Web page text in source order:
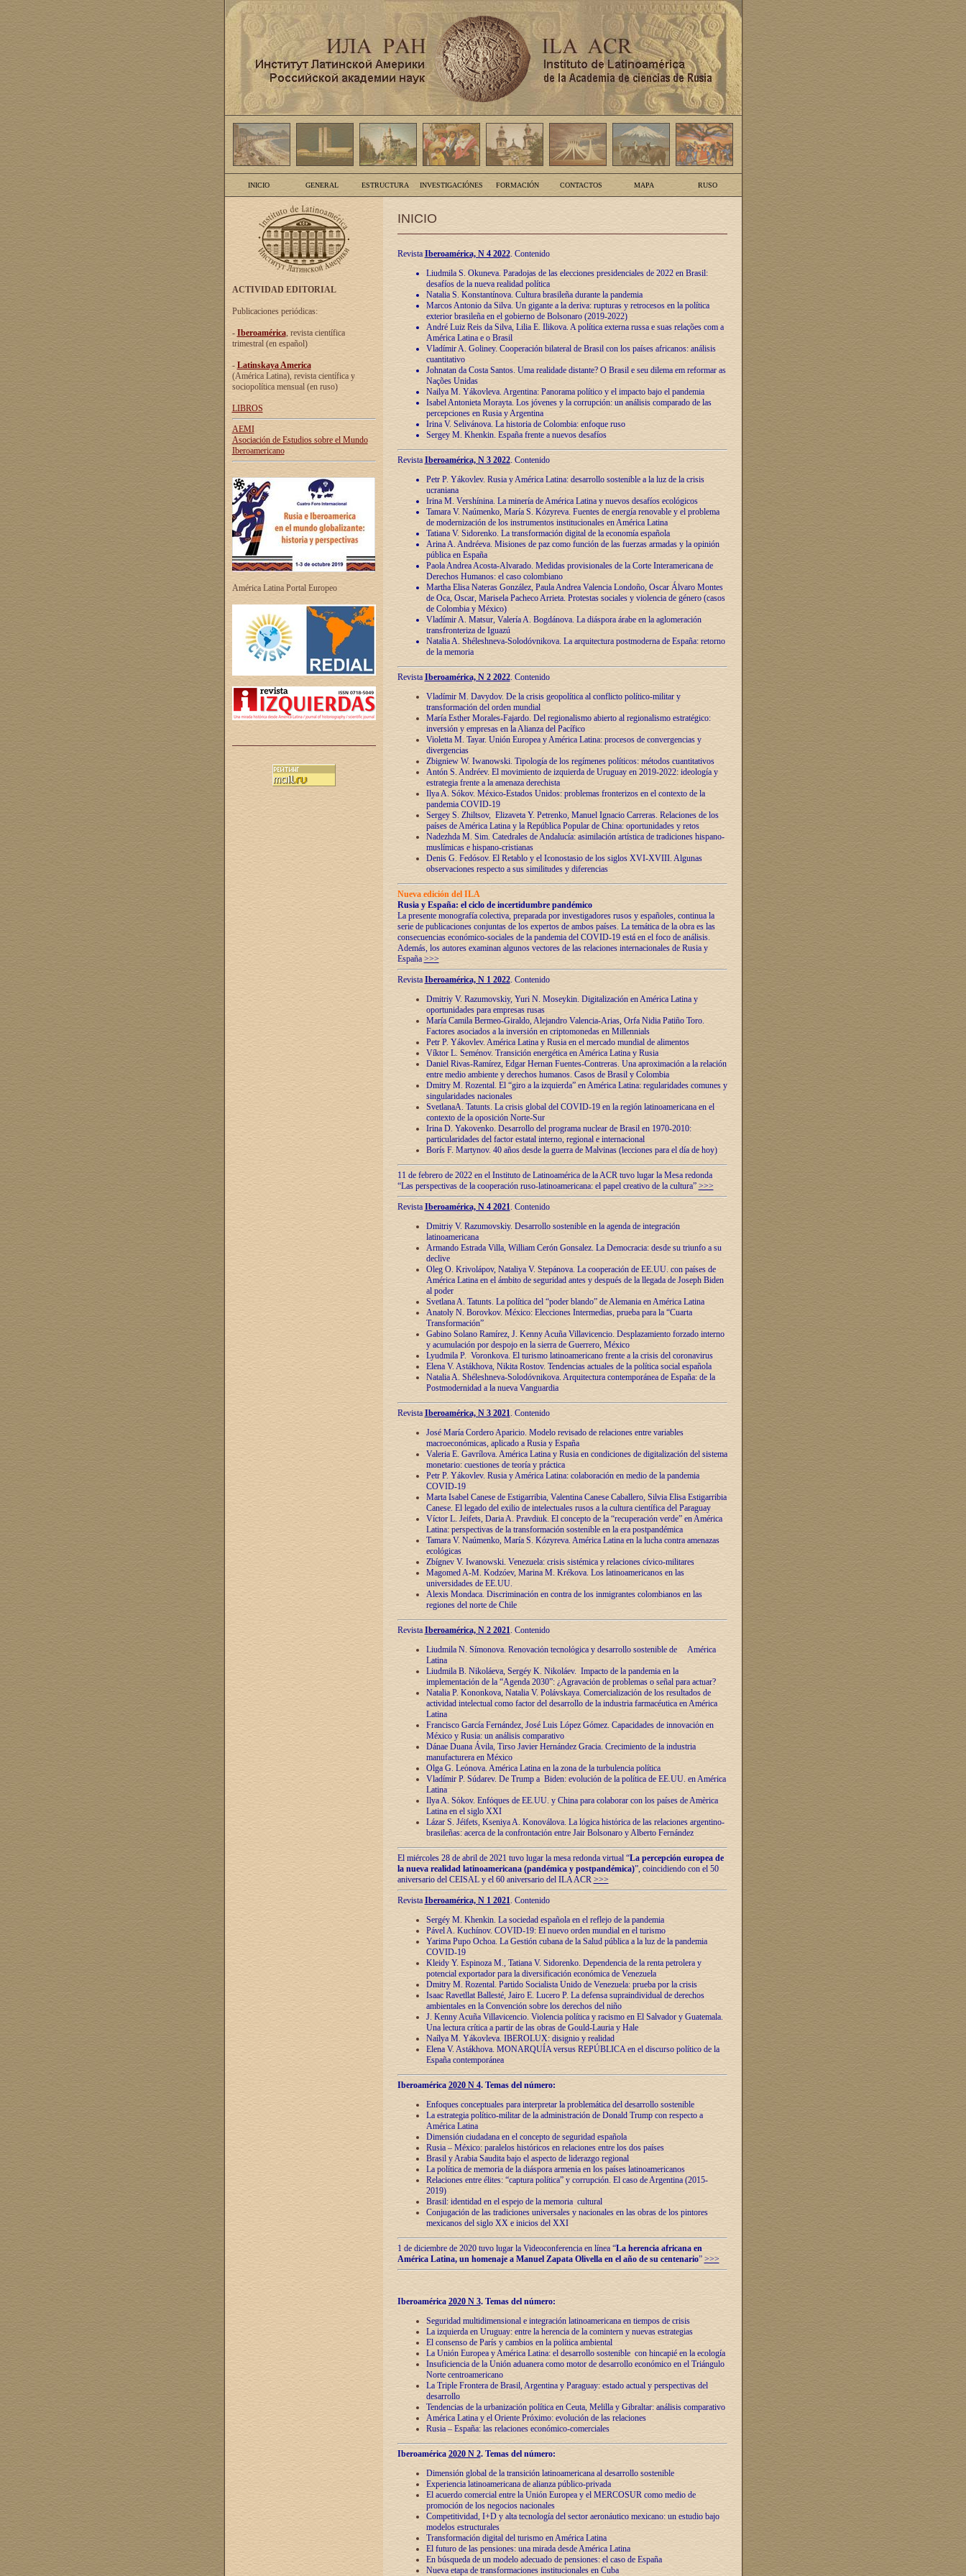
INICIO GENERAL ESTRUCTURA INVESTIGACIÓNES FORMACIÓN CONTACTOS MAPA RUSO
ACTIVIDAD EDITORIAL
Publicaciones periódicas:
- Iberoamérica, revista científica
trimestral (en español)
- Latinskaya America
(América Latina), revista científica y
sociopolítica mensual (en ruso)
LIBROS
AEMI
Asociación de Estudios sobre el Mundo
Iberoamericano
América Latina Portal Europeo
INICIO
Revista Iberoamérica, N 4 2022. Contenido
Liudmila S. Okuneva. Paradojas de las elecciones presidenciales de 2022 en Brasil:
desafíos de la nueva realidad política
Natalia S. Konstantínova. Cultura brasileña durante la pandemia
Marcos Antonio da Silva. Un gigante a la deriva: rupturas y retrocesos en la política
exterior brasileña en el gobierno de Bolsonaro (2019-2022)
André Luiz Reis da Silva, Lilia E. Ilikova. A política externa russa e suas relações com a
América Latina e o Brasil
Vladímir A. Goliney. Cooperación bilateral de Brasil con los países africanos: análisis
cuantitativo
Johnatan da Costa Santos. Uma realidade distante? O Brasil e seu dilema em reformar as
Nações Unidas
Nailya M. Yákovleva. Argentina: Panorama político y el impacto bajo el pandemia
Isabel Antonieta Morayta. Los jóvenes y la corrupción: un análisis comparado de las
percepciones en Rusia y Argentina
Irina V. Selivánova. La historia de Colombia: enfoque ruso
Sergey M. Khenkin. España frente a nuevos desafíos
Revista Iberoamérica, N 3 2022. Contenido
Petr P. Yákovlev. Rusia y América Latina: desarrollo sostenible a la luz de la crisis
ucraniana
Irina M. Vershínina. La minería de América Latina y nuevos desafíos ecológicos
Tamara V. Naúmenko, María S. Kózyreva. Fuentes de energía renovable y el problema
de modernización de los instrumentos institucionales en América Latina
Tatiana V. Sidorenko. La transformación digital de la economía española
Arina A. Andréeva. Misiones de paz como función de las fuerzas armadas y la opinión
pública en España
Paola Andrea Acosta-Alvarado. Medidas provisionales de la Corte Interamericana de
Derechos Humanos: el caso colombiano
Martha Elisa Nateras González, Paula Andrea Valencia Londoño, Oscar Álvaro Montes
de Oca, Oscar, Marisela Pacheco Arrieta. Protestas sociales y violencia de género (casos
de Colombia y México)
Vladímir A. Matsur, Valería A. Bogdánova. La diáspora árabe en la aglomeración
transfronteriza de Iguazú
Natalia A. Shéleshneva-Solodóvnikova. La arquitectura postmoderna de España: retorno
de la memoria
Revista Iberoamérica, N 2 2022. Contenido
Vladímir M. Davydov. De la crisis geopolítica al conflicto político-militar y
transformación del orden mundial
María Esther Morales-Fajardo. Del regionalismo abierto al regionalismo estratégico:
inversión y empresas en la Alianza del Pacífico
Violetta M. Tayar. Unión Europea y América Latina: procesos de convergencias y
divergencias
Zbigniew W. Iwanowski. Tipología de los regímenes políticos: métodos cuantitativos
Antón S. Andréev. El movimiento de izquierda de Uruguay en 2019-2022: ideología y
estrategia frente a la amenaza derechista
Ilya A. Sókov. México-Estados Unidos: problemas fronterizos en el contexto de la
pandemia COVID-19
Sergey S. Zhiltsov, Elizaveta Y. Petrenko, Manuel Ignacio Carreras. Relaciones de los
países de América Latina y la República Popular de China: oportunidades y retos
Nadezhda M. Sim. Catedrales de Andalucía: asimilación artística de tradiciones hispano-
muslímicas e hispano-cristianas
Denis G. Fedósov. El Retablo y el Iconostasio de los siglos XVI-XVIII. Algunas
observaciones respecto a sus similitudes y diferencias
Nueva edición del ILA
Rusia y España: el ciclo de incertidumbre pandémico
La presente monografía colectiva, preparada por investigadores rusos y españoles, continua la
serie de publicaciones conjuntas de los expertos de ambos países. La temática de la obra es las
consecuencias económico-sociales de la pandemia del COVID-19 está en el foco de análisis.
Además, los autores examinan algunos vectores de las relaciones internacionales de Rusia y
España >>>
Revista Iberoamérica, N 1 2022. Contenido
Dmitriy V. Razumovskiy, Yuri N. Moseykin. Digitalización en América Latina y
oportunidades para empresas rusas
María Camila Bermeo-Giraldo, Alejandro Valencia-Arias, Orfa Nidia Patiño Toro.
Factores asociados a la inversión en criptomonedas en Millennials
Petr P. Yákovlev. América Latina y Rusia en el mercado mundial de alimentos
Víktor L. Seménov. Transición energética en América Latina y Rusia
Daniel Rivas-Ramírez, Edgar Hernan Fuentes-Contreras. Una aproximación a la relación
entre medio ambiente y derechos humanos. Casos de Brasil y Colombia
Dmitry M. Rozental. El “giro a la izquierda” en América Latina: regularidades comunes y
singularidades nacionales
SvetlanaA. Tatunts. La crisis global del COVID-19 en la región latinoamericana en el
contexto de la oposición Norte-Sur
Irina D. Yakovenko. Desarrollo del programa nuclear de Brasil en 1970-2010:
particularidades del factor estatal interno, regional e internacional
Borís F. Martynov. 40 años desde la guerra de Malvinas (lecciones para el día de hoy)
11 de febrero de 2022 en el Instituto de Latinoamérica de la ACR tuvo lugar la Mesa redonda
“Las perspectivas de la cooperación ruso-latinoamericana: el papel creativo de la cultura” >>>
Revista Iberoamérica, N 4 2021. Contenido
Dmitriy V. Razumovskiy. Desarrollo sostenible en la agenda de integración
latinoamericana
Armando Estrada Villa, William Cerón Gonsalez. La Democracia: desde su triunfo a su
declive
Oleg O. Krivolápov, Nataliya V. Stepánova. La cooperación de EE.UU. con países de
América Latina en el ámbito de seguridad antes y después de la llegada de Joseph Biden
al poder
Svetlana A. Tatunts. La política del “poder blando” de Alemania en América Latina
Anatoly N. Borovkov. México: Elecciones Intermedias, prueba para la “Cuarta
Transformación”
Gabino Solano Ramírez, J. Kenny Acuña Villavicencio. Desplazamiento forzado interno
y acumulación por despojo en la sierra de Guerrero, México
Lyudmila P. Voronkova. El turismo latinoamericano frente a la crisis del coronavirus
Elena V. Astákhova, Nikita Rostov. Tendencias actuales de la política social española
Natalia A. Shéleshneva-Solodóvnikova. Arquitectura contemporánea de España: de la
Postmodernidad a la nueva Vanguardia
Revista Iberoamérica, N 3 2021. Contenido
José María Cordero Aparicio. Modelo revisado de relaciones entre variables
macroeconómicas, aplicado a Rusia y España
Valeria E. Gavrílova. América Latina y Rusia en condiciones de digitalización del sistema
monetario: cuestiones de teoría y práctica
Petr P. Yákovlev. Rusia y América Latina: colaboración en medio de la pandemia
COVID-19
Marta Isabel Canese de Estigarribia, Valentina Canese Caballero, Silvia Elisa Estigarribia
Canese. El legado del exilio de intelectuales rusos a la cultura científica del Paraguay
Víctor L. Jeifets, Daria A. Pravdiuk. El concepto de la “recuperación verde” en América
Latina: perspectivas de la transformación sostenible en la era postpandémica
Tamara V. Naúmenko, María S. Kózyreva. América Latina en la lucha contra amenazas
ecológicas
Zbígnev V. Iwanowski. Venezuela: crisis sistémica y relaciones cívico-militares
Magomed A-M. Kodzóev, Marina M. Krékova. Los latinoamericanos en las
universidades de EE.UU.
Alexis Mondaca. Discriminación en contra de los inmigrantes colombianos en las
regiones del norte de Chile
RevistaIberoamérica, N 2 2021. Contenido
Liudmila N. Símonova. Renovaciόn tecnolόgica y desarrollo sostenible de América
Latina
Liudmila B. Nikoláeva, Sergéy K. Nikoláev. Impacto de la pandemia en la
implementaciόn de la “Agenda 2030”: ¿Agravaciόn de problemas o señal para actuar?
Natalia P. Kononkova, Natalia V. Polávskaya. Comercializaciόn de los resultados de
actividad intelectual como factor del desarrollo de la industria farmacéutica en América
Latina
Francisco García Fernández, José Luis López Gómez. Capacidades de innovaciόn en
México y Rusia: un análisis comparativo
Dánae Duana Ávila, Tirso Javier Hernández Gracia. Crecimiento de la industria
manufacturera en México
Olga G. Leόnova. América Latina en la zona de la turbulencia política
Vladímir P. Súdarev. De Trump a Biden: evoluciόn de la política de EE.UU. en América
Latina
Ilya A. Sόkov. Enfόques de EE.UU. y China para colaborar con los países de Amèrica
Latina en el siglo XXI
Lázar S. Jéifets, Kseniya A. Konoválova. La lόgica histόrica de las relaciones argentino-
brasileñas: acerca de la confrontaciόn entre Jair Bolsonaro y Alberto Fernández
El miércoles 28 de abril de 2021 tuvo lugar la mesa redonda virtual “La percepción europea de
la nueva realidad latinoamericana (pandémica y postpandémica)”, coincidiendo con el 50
aniversario del CEISAL y el 60 aniversario del ILA ACR >>>
Revista Iberoamérica, N 1 2021. Contenido
Sergéy M. Khenkin. La sociedad española en el reflejo de la pandemia
Pável A. Kuchínov. COVID-19: El nuevo orden mundial en el turismo
Yarima Pupo Ochoa. La Gestión cubana de la Salud pública a la luz de la pandemia
COVID-19
Kleidy Y. Espinoza M., Tatiana V. Sidorenko. Dependencia de la renta petrolera y
potencial exportador para la diversificación económica de Venezuela
Dmitry M. Rozental. Partido Socialista Unido de Venezuela: prueba por la crisis
Isaac Ravetllat Ballesté, Jairo E. Lucero P. La defensa supraindividual de derechos
ambientales en la Convención sobre los derechos del niño
J. Kenny Acuña Villavicencio. Violencia política y racismo en El Salvador y Guatemala.
Una lectura crítica a partir de las obras de Gould-Lauria y Hale
Naílya M. Yákovleva. IBEROLUX: disignio y realidad
Elena V. Astákhova. MONARQUÍA versus REPÚBLICA en el discurso político de la
España contemporánea
Iberoamérica 2020 N 4. Temas del número:
Enfoques conceptuales para interpretar la problemática del desarrollo sostenible
La estrategia político-militar de la administración de Donald Trump con respecto a
América Latina
Dimensión ciudadana en el concepto de seguridad española
Rusia – México: paralelos históricos en relaciones entre los dos países
Brasil y Arabia Saudita bajo el aspecto de liderazgo regional
La política de memoria de la diáspora armenia en los países latinoamericanos
Relaciones entre élites: “captura política” y corrupción. El caso de Argentina (2015-
2019)
Brasil: identidad en el espejo de la memoria cultural
Conjugación de las tradiciones universales y nacionales en las obras de los pintores
mexicanos del siglo XX e inicios del XXI
1 de diciembre de 2020 tuvo lugar la Videoconferencia en línea “La herencia africana en
América Latina, un homenaje a Manuel Zapata Olivella en el año de su centenario” >>>
Iberoamérica 2020 N 3.Temas del número:
Seguridad multidimensional e integración latinoamericana en tiempos de crisis
La izquierda en Uruguay: entre la herencia de lа comintern y nuevas estrategias
El consenso de París y cambios en la política ambiental
La Unión Europea y América Latina: el desarrollo sostenible con hincapié en la ecología
Insuficiencia de la Unión aduanera como motor de desarrollo económico en el Triángulo
Norte centroamericano
La Triple Frontera de Brasil, Argentina y Paraguay: estado actual y perspectivas del
desarrollo
Tendencias de la urbanización política en Ceuta, Melilla y Gibraltar: análisis comparativo
América Latina y el Oriente Próximo: evolución de las relaciones
Rusia – España: las relaciones económico-comerciales
Iberoamérica 2020 N 2.Temas del número:
Dimensión global de la transición latinoamericana al desarrollo sostenible
Experiencia latinoamericana de alianza público-privada
El acuerdo comercial entre la Unión Europea y el MERCOSUR como medio de
promoción de los negocios nacionales
Competitividad, I+D y alta tecnología del sector aeronáutico mexicano: un estudio bajo
modelos estructurales
Transformación digital del turismo en América Latina
El futuro de las pensiones: una mirada desde América Latina
En búsqueda de un modelo adecuado de pensiones: el caso de España
Nueva etapa de transformaciones institucionales en Cuba